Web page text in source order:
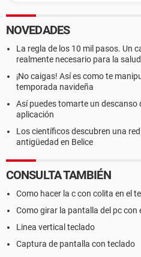
NOVEDADES
La regla de los 10 mil pasos. Un
realmente necesario para la salud
¡No caigas! Así es como te
temporada navideña
Así puedes tomarte un descanso
aplicación
Los científicos descubren una
antigüedad en Belice
CONSULTA TAMBIÉN
Como hacer la c con colita en el
Como girar la pantalla del pc con
Linea vertical teclado
Captura de pantalla con teclado